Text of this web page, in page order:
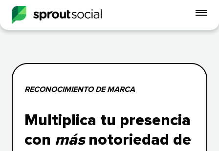
RECONOCIMIENTO DE MARCA​​
Multiplica tu presencia
con másnotoriedad de